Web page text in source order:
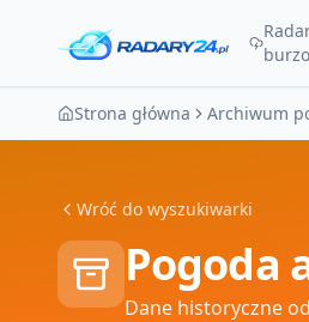
Strona główna Archiwum
Wróć do wyszukiwarki
Pogoda
Dane historyczne